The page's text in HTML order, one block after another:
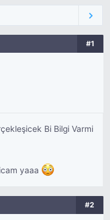
#1
Bi Bilgi Varmi
yaaa
#2